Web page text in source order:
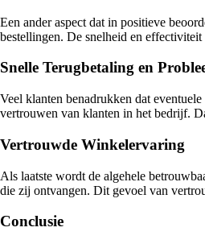
Een ander aspect dat in positieve
bestellingen. De snelheid en
Snelle Terugbetaling en
Veel klanten benadrukken dat
vertrouwen van klanten in het bedrijf.
Vertrouwde Winkelervaring
Als laatste wordt de algehele
die zij ontvangen. Dit gevoel van
Conclusie